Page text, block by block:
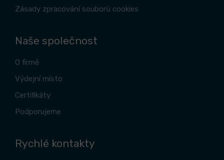
Zásady zpracování souborů cookies
Naše společnost
O firmě
Výdejní místo
Certifikáty
Podporujeme
Rychlé kontakty